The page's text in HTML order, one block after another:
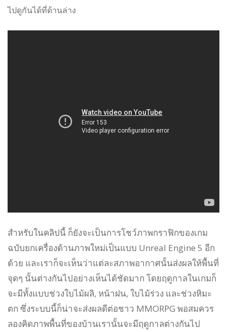
ไปดูกันได้ที่ด้านล่าง
สำหรับในคลิปนี้ ก็ยังจะเป็นการโชว์ภาพกราฟิกของเกม
ฉบับยกเครื่องด้านภาพใหม่เป็นแบบ Unreal Engine 5 อีก
ด้วย และเราก็จะเห็นว่าแต่ละสภาพอากาศนั้นส่งผลให้พื้นที่
จุดๆ นั้นต่างกันไปอย่างเห็นได้ชัดมาก โดยฤดูกาลในเกมก็
จะมีทั้งแบบช่วงใบไม้ผลิ, หน้าฝน, ใบไม้ร่วง และช่วงหิมะ
ตก ซึ่งระบบนี้ก็น่าจะส่งผลดีต่อชาว MMORPG พอสมควร
ลองคิดภาพพื้นที่ของบ้านเรานั้นจะมีฤดูกาลต่างกันไป